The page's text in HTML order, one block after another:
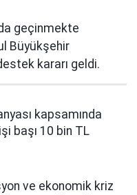
geçinmekte
Büyükşehir
kararı geldi.
kapsamında
başı 10 bin TL
ve ekonomik kriz